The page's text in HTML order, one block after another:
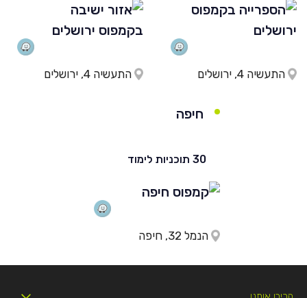
התעשיה 4, ירושלים התעשיה 4, ירושלים
חיפה
30 תוכניות לימוד
הנמל 32, חיפה